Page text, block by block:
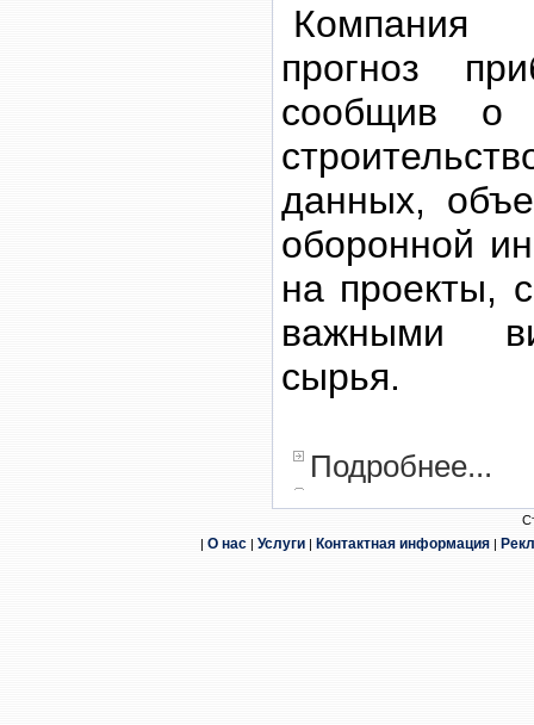
Компания
прогноз
сообщив о
данных,
оборонной
на проекты,
важными
сырья.
Подробнее...
| О нас| Услуги| Контактная информация|